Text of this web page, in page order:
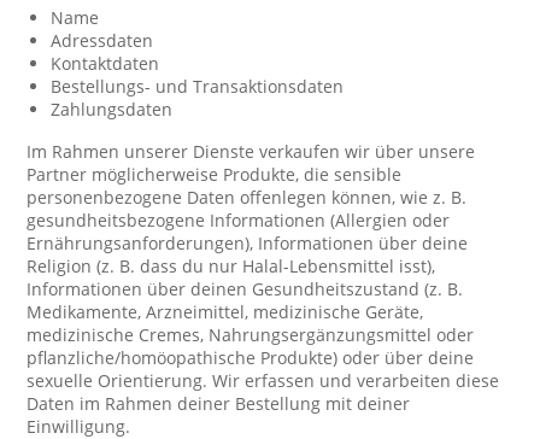
Name
Adressdaten
Kontaktdaten
Bestellungs- und Transaktionsdaten
Zahlungsdaten
Im Rahmen unserer Dienste verkaufen wir über unsere
Partner möglicherweise Produkte, die sensible
personenbezogene Daten offenlegen können, wie z. B.
gesundheitsbezogene Informationen (Allergien oder
Ernährungsanforderungen), Informationen über deine
Religion (z. B. dass du nur Halal-Lebensmittel isst),
Informationen über deinen Gesundheitszustand (z. B.
Medikamente, Arzneimittel, medizinische Geräte,
medizinische Cremes, Nahrungsergänzungsmittel oder
pflanzliche/homöopathische Produkte) oder über deine
sexuelle Orientierung. Wir erfassen und verarbeiten diese
Daten im Rahmen deiner Bestellung mit deiner
Einwilligung.